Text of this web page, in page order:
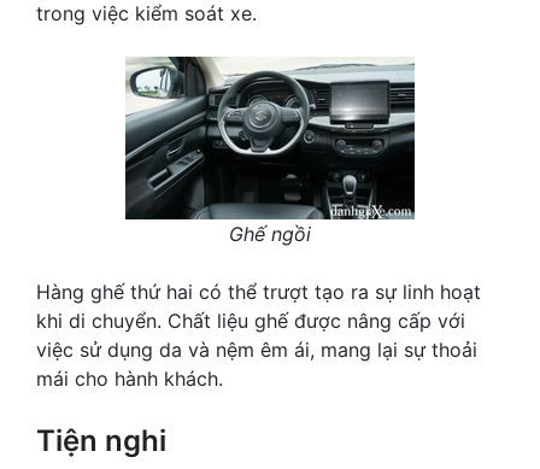
trong việc kiểm soát xe.
Ghế ngồi
Hàng ghế thứ hai có thể trượt tạo ra sự linh hoạt
khi di chuyển. Chất liệu ghế được nâng cấp với
việc sử dụng da và nệm êm ái, mang lại sự thoải
mái cho hành khách.
Tiện nghi